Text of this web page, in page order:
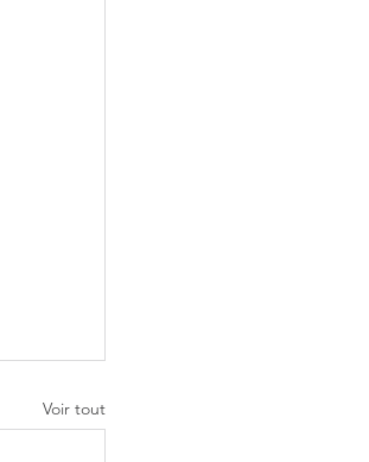
Voir tout